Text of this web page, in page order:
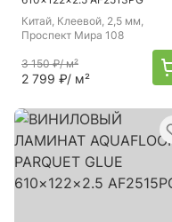
Китай, Клеевой, 2,5 мм,
Проспект Мира 108
3 150 ₽/ м²
2 799 ₽/ м²